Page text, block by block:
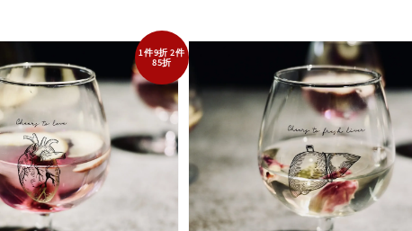
1件9折 2件
85折